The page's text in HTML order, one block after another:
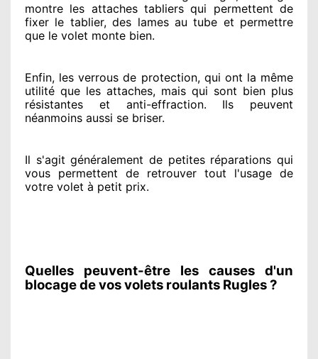
montre les attaches tabliers qui permettent de
fixer le tablier, des lames au tube et permettre
que le volet monte bien.
Enfin, les verrous de protection, qui ont la même
utilité que les attaches, mais qui sont bien plus
résistantes et anti-effraction. Ils peuvent
néanmoins aussi se briser.
Il s'agit généralement de petites réparations qui
vous permettent de retrouver tout l'usage de
votre volet à petit prix.
Quelles peuvent-être les causes d'un
blocage de vos volets roulants Rugles ?